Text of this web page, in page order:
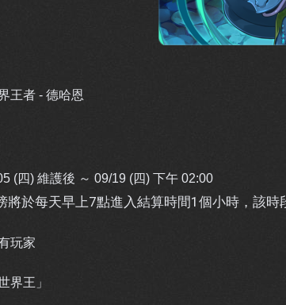
王者 - 德哈恩
(四) 維護後 ～ 09/19 (四) 下午 02:00
將於每天早上7點進入結算時間1個小時，該時
玩家
界王」